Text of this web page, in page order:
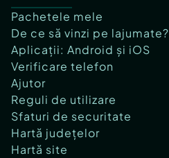
Pachetele mele
De ce să vinzi pe lajumate?
Aplicații: Android și iOS
Verificare telefon
Ajutor
Reguli de utilizare
Sfaturi de securitate
Hartă județelor
Hartă site